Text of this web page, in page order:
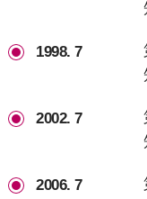
1998. 7
2002. 7
2006. 7